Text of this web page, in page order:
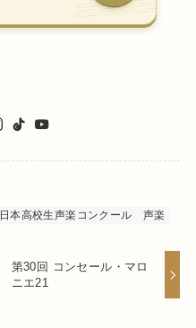
日本高校生声楽コンクール 声楽
第30回 コンセール・マロ
ニエ21